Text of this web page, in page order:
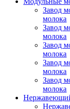
Завод
молока
Завод
молока
Завод
молока
Завод
молока
Завод
молока